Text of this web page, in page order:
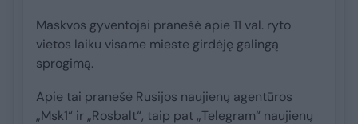
Maskvos gyventojai pranešė apie 11 val. ryto
vietos laiku visame mieste girdėję galingą
sprogimą.
Apie tai pranešė Rusijos naujienų agentūros
„Msk1“ ir „Rosbalt“, taip pat „Telegram“ naujienų